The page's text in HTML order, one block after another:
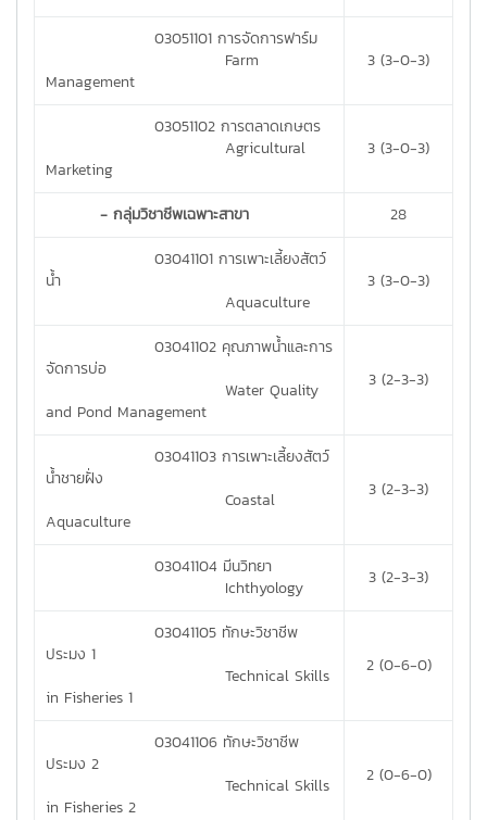
03051101 การจัดการฟาร์ม
Farm
Management
3 (3-0-3)
03051102 การตลาดเกษตร
Agricultural
Marketing
3 (3-0-3)
- กลุ่มวิชาชีพเฉพาะสาขา
28
03041101 การเพาะเลี้ยงสัตว์
น้ำ
Aquaculture
3 (3-0-3)
03041102 คุณภาพน้ำและการ
จัดการบ่อ
Water Quality
and Pond Management
3 (2-3-3)
03041103 การเพาะเลี้ยงสัตว์
น้ำชายฝั่ง
Coastal
Aquaculture
3 (2-3-3)
03041104 มีนวิทยา
Ichthyology
3 (2-3-3)
03041105 ทักษะวิชาชีพ
ประมง 1
Technical Skills
in Fisheries 1
2 (0-6-0)
03041106 ทักษะวิชาชีพ
ประมง 2
Technical Skills
in Fisheries 2
2 (0-6-0)